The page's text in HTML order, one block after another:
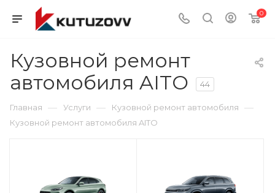
0
Кузовной ремонт
автомобиля AITO
44
Главная — Услуги — Кузовной ремонт автомобиля —
Кузовной ремонт автомобиля AITO